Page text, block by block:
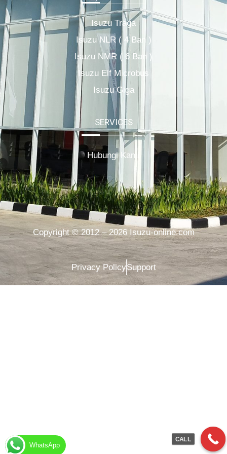
Isuzu Traga
Isuzu NLR ( 4 Ban )
Isuzu NMR ( 6 Ban )
Isuzu Elf Microbus
Isuzu Giga
SERVICES
Hubungi Kami
Copyright © 2012 – 2026 Isuzu-online.com
Privacy PolicySupport
WhatsApp
CALL